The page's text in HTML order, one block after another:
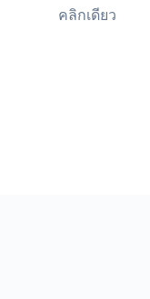
คลิกเดียว